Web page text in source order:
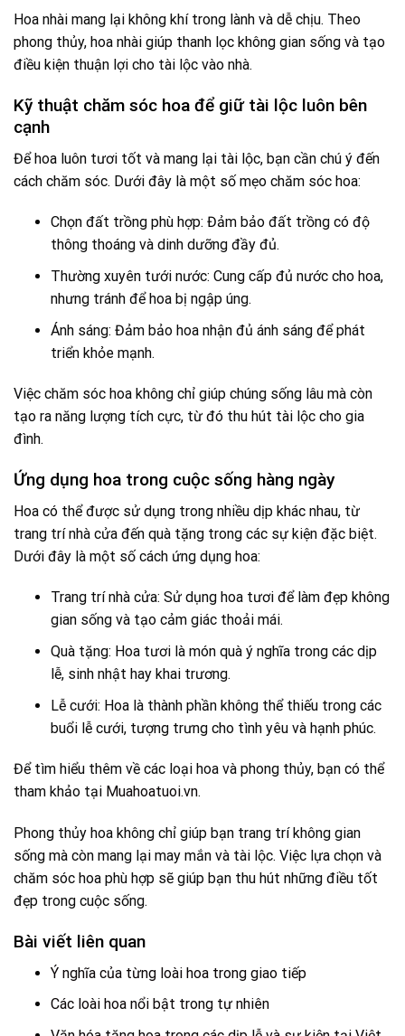
Hoa nhài mang lại không khí trong lành và dễ chịu. Theo
phong thủy, hoa nhài giúp thanh lọc không gian sống và tạo
điều kiện thuận lợi cho tài lộc vào nhà.
Kỹ thuật chăm sóc hoa để giữ tài lộc luôn bên
cạnh
Để hoa luôn tươi tốt và mang lại tài lộc, bạn cần chú ý đến
cách chăm sóc. Dưới đây là một số mẹo chăm sóc hoa:
Chọn đất trồng phù hợp: Đảm bảo đất trồng có độ
thông thoáng và dinh dưỡng đầy đủ.
Thường xuyên tưới nước: Cung cấp đủ nước cho hoa,
nhưng tránh để hoa bị ngập úng.
Ánh sáng: Đảm bảo hoa nhận đủ ánh sáng để phát
triển khỏe mạnh.
Việc chăm sóc hoa không chỉ giúp chúng sống lâu mà còn
tạo ra năng lượng tích cực, từ đó thu hút tài lộc cho gia
đình.
Ứng dụng hoa trong cuộc sống hàng ngày
Hoa có thể được sử dụng trong nhiều dịp khác nhau, từ
trang trí nhà cửa đến quà tặng trong các sự kiện đặc biệt.
Dưới đây là một số cách ứng dụng hoa:
Trang trí nhà cửa: Sử dụng hoa tươi để làm đẹp không
gian sống và tạo cảm giác thoải mái.
Quà tặng: Hoa tươi là món quà ý nghĩa trong các dịp
lễ, sinh nhật hay khai trương.
Lễ cưới: Hoa là thành phần không thể thiếu trong các
buổi lễ cưới, tượng trưng cho tình yêu và hạnh phúc.
Để tìm hiểu thêm về các loại hoa và phong thủy, bạn có thể
tham khảo tại Muahoatuoi.vn.
Phong thủy hoa không chỉ giúp bạn trang trí không gian
sống mà còn mang lại may mắn và tài lộc. Việc lựa chọn và
chăm sóc hoa phù hợp sẽ giúp bạn thu hút những điều tốt
đẹp trong cuộc sống.
Bài viết liên quan
Ý nghĩa của từng loài hoa trong giao tiếp
Các loài hoa nổi bật trong tự nhiên